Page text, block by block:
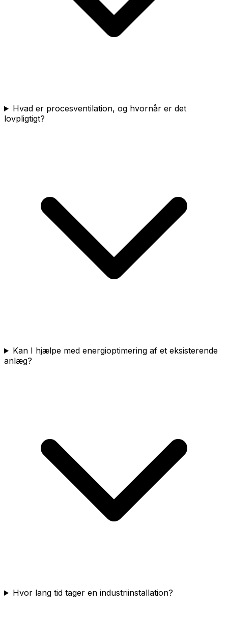
Hvad er procesventilation, og hvornår er det
lovpligtigt?
Kan I hjælpe med energioptimering af et eksisterende
anlæg?
Hvor lang tid tager en industriinstallation?